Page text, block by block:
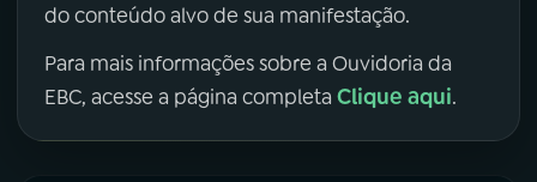
do conteúdo alvo de sua manifestação.
Para mais informações sobre a Ouvidoria da
EBC, acesse a página completa Clique aqui.